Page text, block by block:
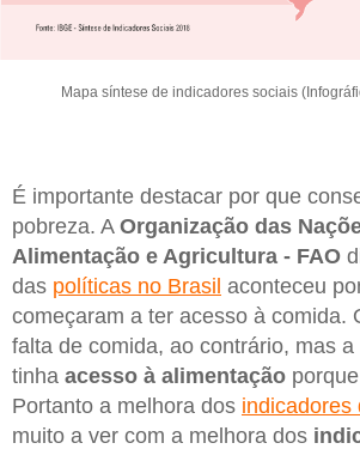
Mapa síntese de indicadores sociais
É importante destacar por que
pobreza. A Organização das
Alimentação e Agricultura - FAO
das políticas no Brasil aconteceu
começaram a ter acesso à comida.
falta de comida, ao contrário, mas
tinha acesso à alimentação
Portanto a melhora dos indicadores
muito a ver com a melhora dos